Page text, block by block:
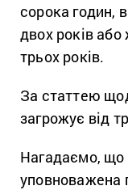
сорока годин,
двох років
трьох років.
За статтею
загрожує від
Нагадаємо, що
уповноважена